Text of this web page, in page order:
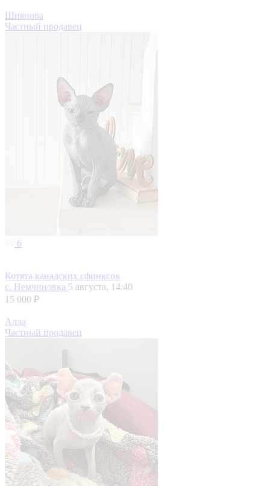
Шиянова
Частный продавец
6
Котята канадских сфинксов
с. Немчиновка 5 августа, 14:40
15 000 ₽
Алла
Частный продавец